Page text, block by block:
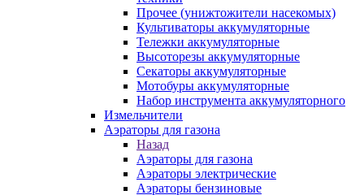
Прочее (унижтожители насекомых)
Культиваторы аккумуляторные
Тележки аккумуляторные
Высоторезы аккумуляторные
Секаторы аккумуляторные
Мотобуры аккумуляторные
Набор инструмента аккумуляторного
Измельчители
Аэраторы для газона
Назад
Аэраторы для газона
Аэраторы электрические
Аэраторы бензиновые